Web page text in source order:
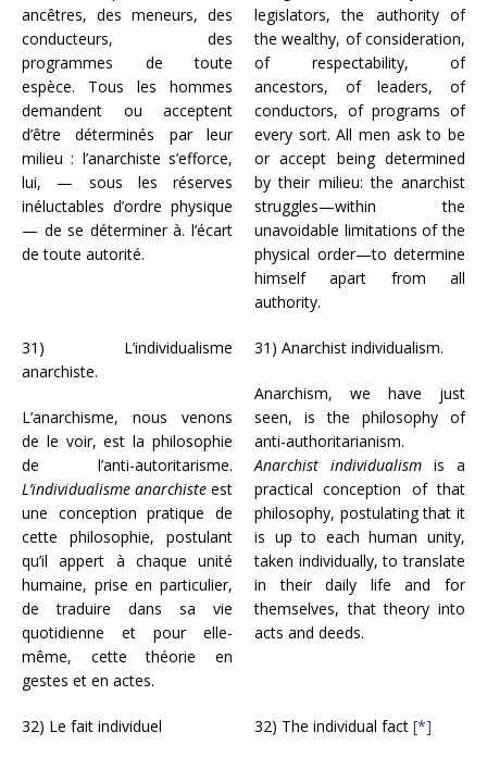
ancêtres, des meneurs, des
conducteurs, des
programmes de toute
espèce. Tous les hommes
demandent ou acceptent
d’être déterminés par leur
milieu : l’anarchiste s’efforce,
lui, — sous les réserves
inéluctables d’ordre physique
— de se déterminer à. l’écart
de toute autorité.
legislators, the authority of
the wealthy, of consideration,
of respectability, of
ancestors, of leaders, of
conductors, of programs of
every sort. All men ask to be
or accept being determined
by their milieu: the anarchist
struggles—within the
unavoidable limitations of the
physical order—to determine
himself apart from all
authority.
31) L’individualisme
anarchiste.
L’anarchisme, nous venons
de le voir, est la philosophie
de l’anti-autoritarisme.
L’individualisme anarchiste est
une conception pratique de
cette philosophie, postulant
qu’il appert à chaque unité
humaine, prise en particulier,
de traduire dans sa vie
quotidienne et pour elle-
même, cette théorie en
gestes et en actes.
31) Anarchist individualism.
Anarchism, we have just
seen, is the philosophy of
anti-authoritarianism.
Anarchist individualism is a
practical conception of that
philosophy, postulating that it
is up to each human unity,
taken individually, to translate
in their daily life and for
themselves, that theory into
acts and deeds.
32) Le fait individuel 32) The individual fact [*]